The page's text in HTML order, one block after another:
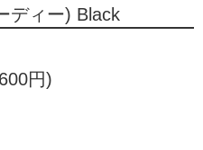
ディー) Black
円)